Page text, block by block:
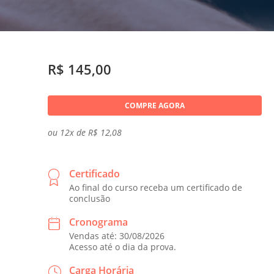
R$ 145,00
COMPRE AGORA
ou 12x de R$ 12,08
Certificado
Ao final do curso receba um certificado de
conclusão
Cronograma
Vendas até: 30/08/2026
Acesso até o dia da prova.
Carga Horária